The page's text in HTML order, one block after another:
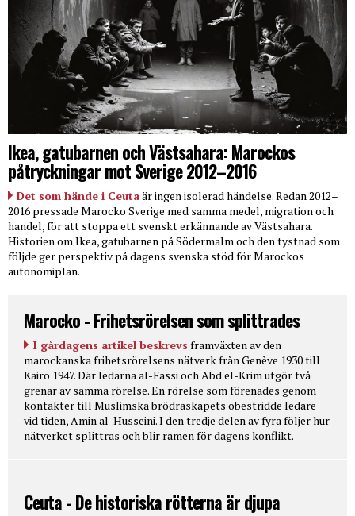
Ikea, gatubarnen och Västsahara: Marockos
påtryckningar mot Sverige 2012–2016
Det som hände i Ceutaär ingen isolerad händelse. Redan 2012–
2016 pressade Marocko Sverige med samma medel, migration och
handel, för att stoppa ett svenskt erkännande av Västsahara.
Historien om Ikea, gatubarnen på Södermalm och den tystnad som
följde ger perspektiv på dagens svenska stöd för Marockos
autonomiplan.
Marocko - Frihetsrörelsen som splittrades
I gårdagens artikel beskrevs framväxten av den
marockanska frihetsrörelsens nätverk från Genève 1930 till
Kairo 1947. Där ledarna al-Fassi och Abd el-Krim utgör två
grenar av samma rörelse. En rörelse som förenades genom
kontakter till Muslimska brödraskapets obestridde ledare
vid tiden, Amin al-Husseini. I den tredje delen av fyra följer hur
nätverket splittras och blir ramen för dagens konflikt.
Ceuta - De historiska rötterna är djupa